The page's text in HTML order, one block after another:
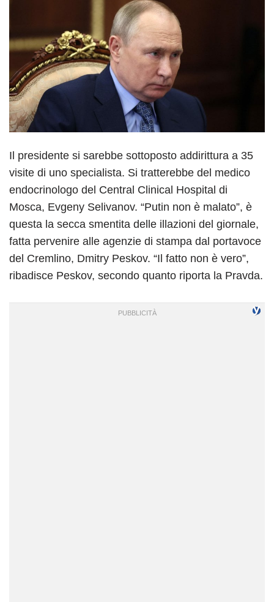
Il presidente si sarebbe sottoposto addirittura a 35
visite di uno specialista. Si tratterebbe del medico
endocrinologo del Central Clinical Hospital di
Mosca, Evgeny Selivanov. “Putin non è malato”, è
questa la secca smentita delle illazioni del giornale,
fatta pervenire alle agenzie di stampa dal portavoce
del Cremlino, Dmitry Peskov. “Il fatto non è vero”,
ribadisce Peskov, secondo quanto riporta la Pravda.